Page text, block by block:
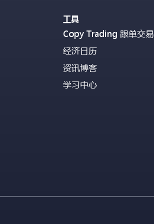
工具
Copy Trading 跟单交易
经济日历
资讯博客
学习中心